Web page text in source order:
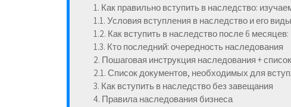
1. Как правильно вступить в наследство:
1.1. Условия вступления в наследство и его виды
1.2. Как вступить в наследство после 6
1.3. Кто последний: очередность наследования
2. Пошаговая инструкция наследования +
2.1. Список документов, необходимых для
3. Как вступить в наследство без завещания
4. Правила наследования бизнеса